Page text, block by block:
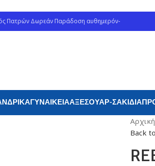
Πατρών Δωρεάν Παράδοση αυθημερόν-
ΓΥΝΑΙΚΕΊΑΑΞΕΣΟΥΆΡ-ΣΑΚΊΔΙΑ
Back